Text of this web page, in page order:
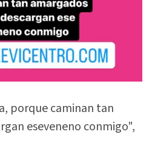
porque caminan tan
eseveneno conmigo",